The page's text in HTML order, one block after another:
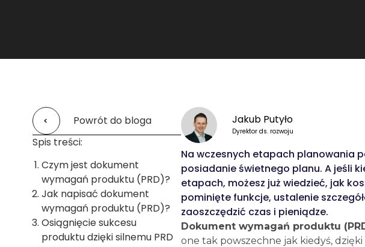
Powrót do bloga
Spis treści:
Czym jest dokument
wymagań produktu (PRD)?
Jak napisać dokument
wymagań produktu (PRD)?
Osiągnięcie sukcesu
produktu dzięki silnemu PRD
Jakub Putyło
Dyrektor ds. rozwoju
Na wczesnych etapach planowania
posiadanie świetnego planu. A jeśli
etapach, możesz już wiedzieć, jak
pominięte funkcje, ustalenie
zaoszczędzić czas i pieniądze.
Dokument wymagań produktu
one tak powszechne jak kiedyś,